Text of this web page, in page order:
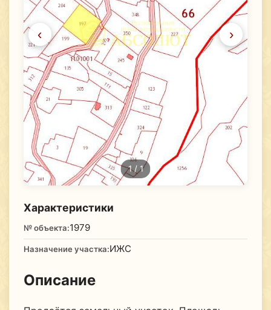
‹ ›
1/ 1
Характеристики
№ объекта:1979
Назначение участка:ИЖС
Описание